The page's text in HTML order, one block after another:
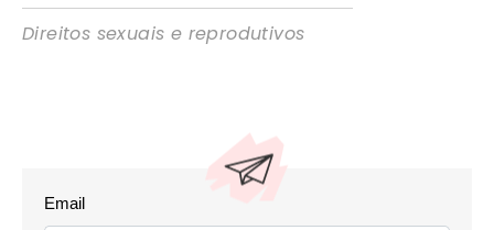
Direitos sexuais e reprodutivos